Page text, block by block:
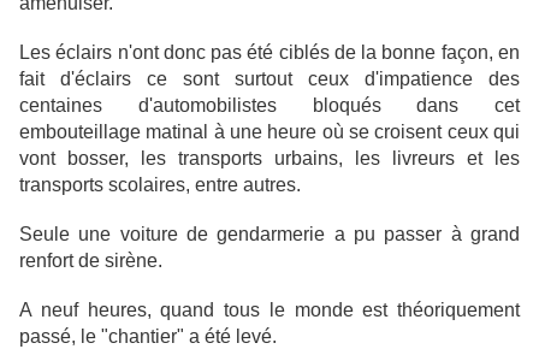
Les éclairs n'ont donc pas été ciblés de la bonne façon, en
fait d'éclairs ce sont surtout ceux d'impatience des
centaines d'automobilistes bloqués dans cet
embouteillage matinal à une heure où se croisent ceux qui
vont bosser, les transports urbains, les livreurs et les
transports scolaires, entre autres.
Seule une voiture de gendarmerie a pu passer à grand
renfort de sirène.
A neuf heures, quand tous le monde est théoriquement
passé, le "chantier" a été levé.